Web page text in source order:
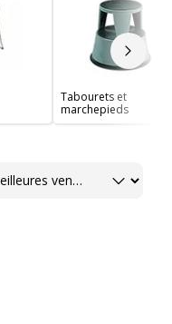
Slide
Tabourets et
marchepieds